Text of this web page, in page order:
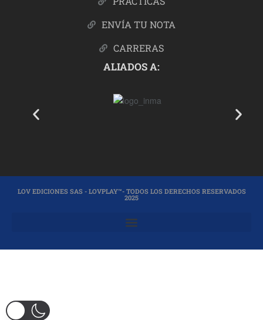
ENVÍA TU NOTA
CARRERAS
ALIADOS A:
LOV EDICIONES SAS - LOVPLAY™- TODOS LOS DERECHOS RESERVADOS
2025